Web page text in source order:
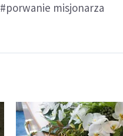
#porwanie misjonarza